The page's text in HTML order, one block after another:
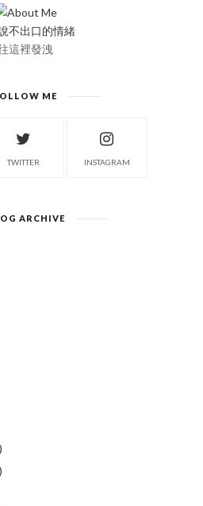
不出口的情緒
這裡發洩
ME
TWITTER INSTAGRAM
ARCHIVE